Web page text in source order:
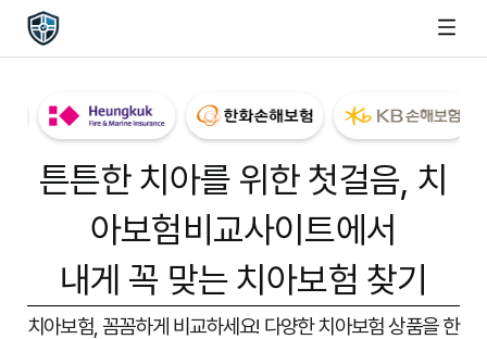
튼튼한 치아를 위한 첫걸음, 치
아보험비교사이트에서
내게 꼭 맞는 치아보험 찾기
치아보험, 꼼꼼하게 비교하세요! 다양한 치아보험 상품을 한